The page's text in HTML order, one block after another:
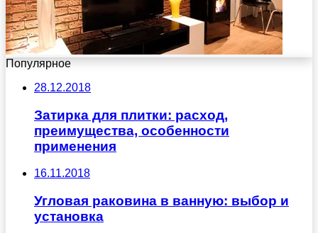
Популярное
28.12.2018
Затирка для плитки: расход,
преимущества, особенности
применения
16.11.2018
Угловая раковина в ванную: выбор и
установка